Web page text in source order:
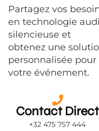
Partagez vos
en technologie
silencieuse et
obtenez une
personnalisée pour
votre événement.
Contact Direct
+32 475 757 444